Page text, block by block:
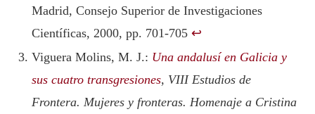
Madrid, Consejo Superior de Investigaciones
Científicas, 2000, pp. 701-705 ↩︎
Viguera Molins, M. J.: Una andalusí en Galicia y
sus cuatro transgresiones, VIII Estudios de
Frontera. Mujeres y fronteras. Homenaje a Cristina